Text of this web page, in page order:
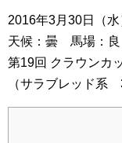
2016年3月30日（
天候：曇 馬場：良
第19回 クラウンカ
（サラブレッド系